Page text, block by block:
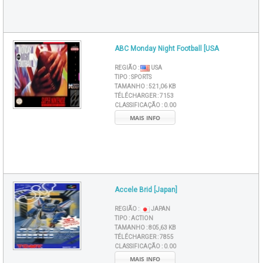
ABC Monday Night Football [USA
REGIÃO :
USA
TIPO :SPORTS
TAMANHO :521,06 KB
TÉLÉCHARGER :7153
CLASSIFICAÇÃO : 0.00
MAIS INFO
Accele Brid [Japan]
REGIÃO :
JAPAN
TIPO :ACTION
TAMANHO :805,63 KB
TÉLÉCHARGER :7855
CLASSIFICAÇÃO : 0.00
MAIS INFO